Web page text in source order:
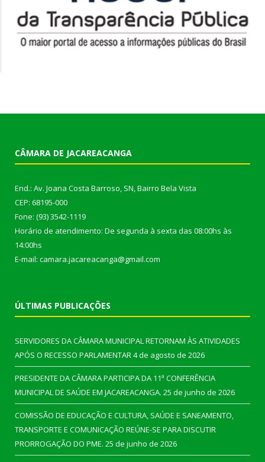
CÂMARA DE JACAREACANGA
End.: Av. Joana Costa Barroso, SN, Bairro Bela Vista
CEP: 68195-000
Fone: (93) 3542-1119
Horário de atendimento: De segunda à sexta das 08:00hs às
14:00hs
E-mail: camara.jacareacanga@gmail.com
ÚLTIMAS PUBLICAÇÕES
SERVIDORES DA CÂMARA MUNICIPAL RETORNAM ÀS ATIVIDADES
APÓS O RECESSO PARLAMENTAR4 de agosto de 2026
PRESIDENTE DA CÂMARA PARTICIPA DA 11ª CONFERÊNCIA
MUNICIPAL DE SAÚDE EM JACAREACANGA. 25 de junho de 2026
COMISSÃO DE EDUCAÇÃO E CULTURA, SAÚDE E SANEAMENTO,
TRANSPORTE E COMUNICAÇÃO REÚNE-SE PARA DISCUTIR
PRORROGAÇÃO DO PME. 25 de junho de 2026